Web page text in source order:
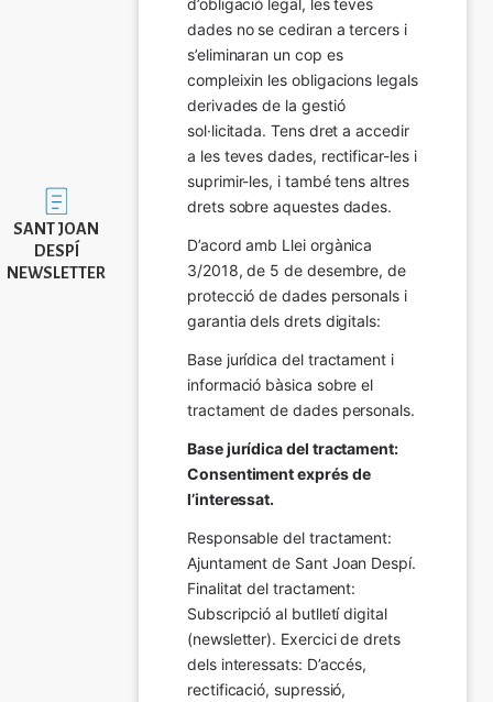
Imatge
SANT JOAN
DESPÍ
NEWSLETTER
d’obligació legal, les teves
dades no se cediran a tercers i
s’eliminaran un cop es
compleixin les obligacions legals
derivades de la gestió
sol·licitada. Tens dret a accedir
a les teves dades, rectificar-les i
suprimir-les, i també tens altres
drets sobre aquestes dades.
D’acord amb Llei orgànica
3/2018, de 5 de desembre, de
protecció de dades personals i
garantia dels drets digitals:
Base jurídica del tractament i
informació bàsica sobre el
tractament de dades personals.
Base jurídica del tractament:
Consentiment exprés de
l’interessat.
Responsable del tractament:
Ajuntament de Sant Joan Despí.
Finalitat del tractament:
Subscripció al butlletí digital
(newsletter). Exercici de drets
dels interessats: D’accés,
rectificació, supressió,